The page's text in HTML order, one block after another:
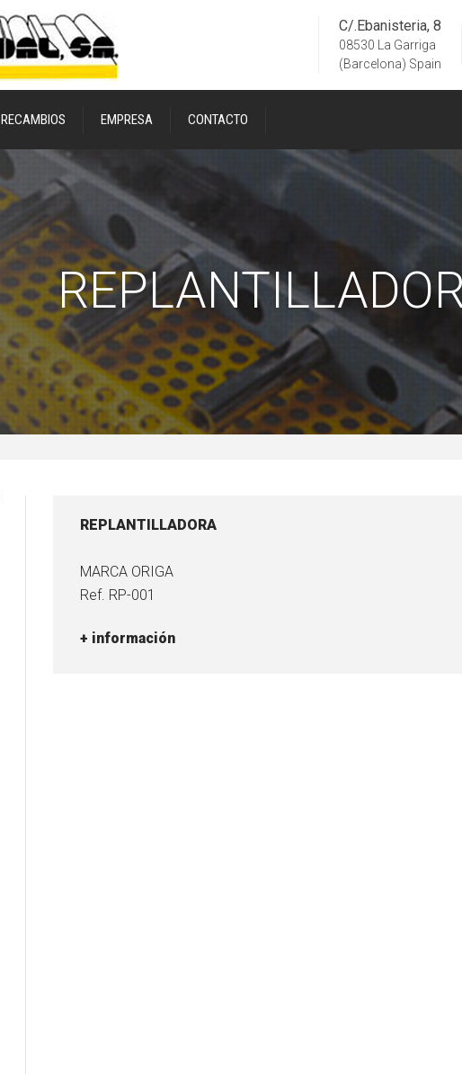
C/.Ebanisteria, 8
08530 La Garriga
(Barcelona) Spain
RECAMBIOS EMPRESA CONTACTO
REPLANTILLADORA
MARCA ORIGA
Ref. RP-001
+ información